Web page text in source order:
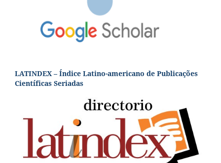
LATINDEX – Índice Latino-americano de Publicações
Científicas Seriadas